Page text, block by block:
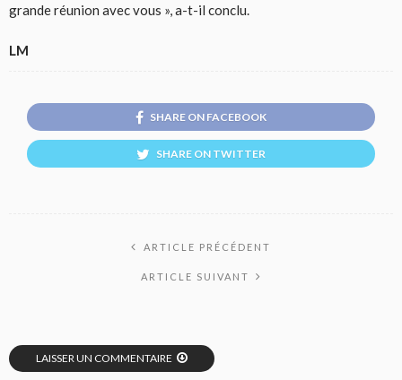
grande réunion avec vous », a-t-il conclu.
LM
SHARE ON FACEBOOK
SHARE ON TWITTER
ARTICLE PRÉCÉDENT
ARTICLE SUIVANT
LAISSER UN COMMENTAIRE